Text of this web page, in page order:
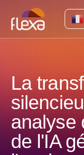
La
analyse
de l'IA